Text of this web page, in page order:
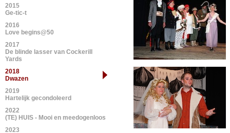
2015
Ge-tic-t
2016
Love begins@50
2017
De blinde lasser van Cockerill
Yards
2018
Dwazen
2019
Hartelijk gecondoleerd
2022
(TE) HUIS - Mooi en meedogenloos
2023